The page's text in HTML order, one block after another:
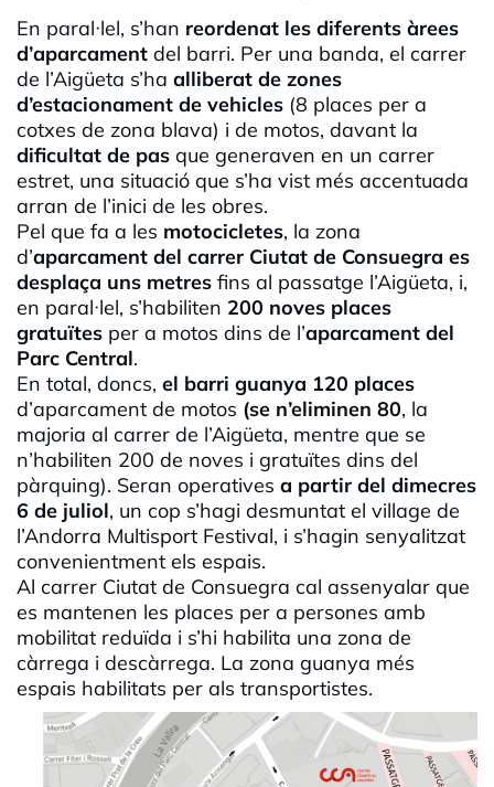
En paral·lel, s’han reordenat les diferents àrees
d’aparcament del barri. Per una banda, el carrer
de l’Aigüeta s’ha alliberat de zones
d’estacionament de vehicles (8 places per a
cotxes de zona blava) i de motos, davant la
dificultat de pas que generaven en un carrer
estret, una situació que s’ha vist més accentuada
arran de l’inici de les obres.
Pel que fa a les motocicletes, la zona
d’aparcament del carrer Ciutat de Consuegra es
desplaça uns metres fins al passatge l’Aigüeta, i,
en paral·lel, s’habiliten 200 noves places
gratuïtes per a motos dins de l’aparcament del
Parc Central.
En total, doncs, el barri guanya 120 places
d’aparcament de motos (se n’eliminen 80, la
majoria al carrer de l’Aigüeta, mentre que se
n’habiliten 200 de noves i gratuïtes dins del
pàrquing). Seran operatives a partir del dimecres
6 de juliol, un cop s’hagi desmuntat el village de
l’Andorra Multisport Festival, i s’hagin senyalitzat
convenientment els espais.
Al carrer Ciutat de Consuegra cal assenyalar que
es mantenen les places per a persones amb
mobilitat reduïda i s’hi habilita una zona de
càrrega i descàrrega. La zona guanya més
espais habilitats per als transportistes.